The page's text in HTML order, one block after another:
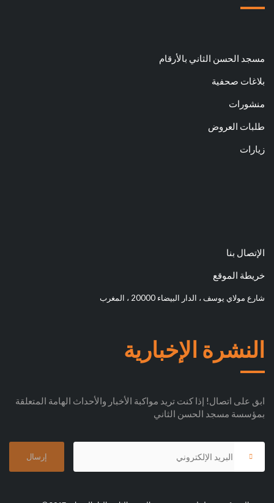
مسجد الحسن الثاني بالأرقام
بلاغات صحفية
منشورات
طلبات العروض
زيارات
الإتصال بنا
خريطة الموقع
شارع مولاي يوسف ، الدار البيضاء 20000 ، المغرب
النشرة الإخبارية
ابق على اتصال! إذا كنت تريد مواكبة الأخبار والأحداث الهامة المتعلقة
بمؤسسة مسجد الحسن الثاني